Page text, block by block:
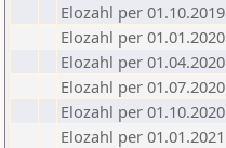
Elozahl per 01.10.2019
Elozahl per 01.01.2020
Elozahl per 01.04.2020
Elozahl per 01.07.2020
Elozahl per 01.10.2020
Elozahl per 01.01.2021